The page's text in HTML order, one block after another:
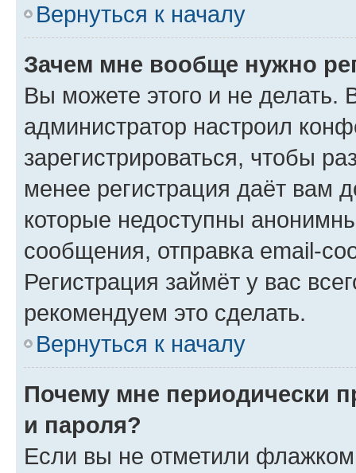
Вернуться к началу
Зачем мне вообще нужно
Вы можете этого и не делать.
администратор настроил
зарегистрироваться, чтобы
менее регистрация даёт вам
которые недоступны
сообщения, отправка email-
Регистрация займёт у вас
рекомендуем это сделать.
Вернуться к началу
Почему мне периодически
и пароля?
Если вы не отметили